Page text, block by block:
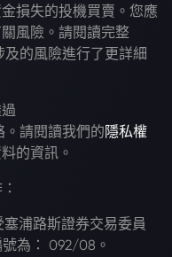
損失的投機買賣。您應
風險。請閱讀完整
及的風險進行了更詳細
。請閱讀我們的 隱私權
的資訊。
浦路斯證券交易委員
為： 092/08。